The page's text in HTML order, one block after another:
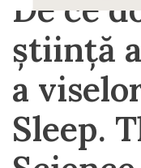
De ce
știință
a
Sleep.